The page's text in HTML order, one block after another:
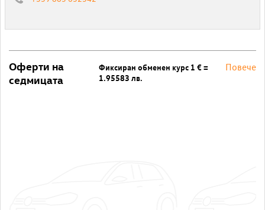
Оферти на
седмицата
Фиксиран обменен курс 1 € =
1.95583 лв.
Повече